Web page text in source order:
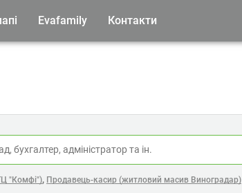
Evafamily Контакти
"Комфі"), Продавець-касир (житловий масив Виноградар)